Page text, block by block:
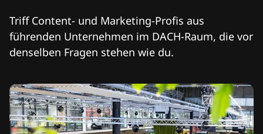
Triff Content- und Marketing-Profis aus
führenden Unternehmen im DACH-Raum, die vor
denselben Fragen stehen wie du.